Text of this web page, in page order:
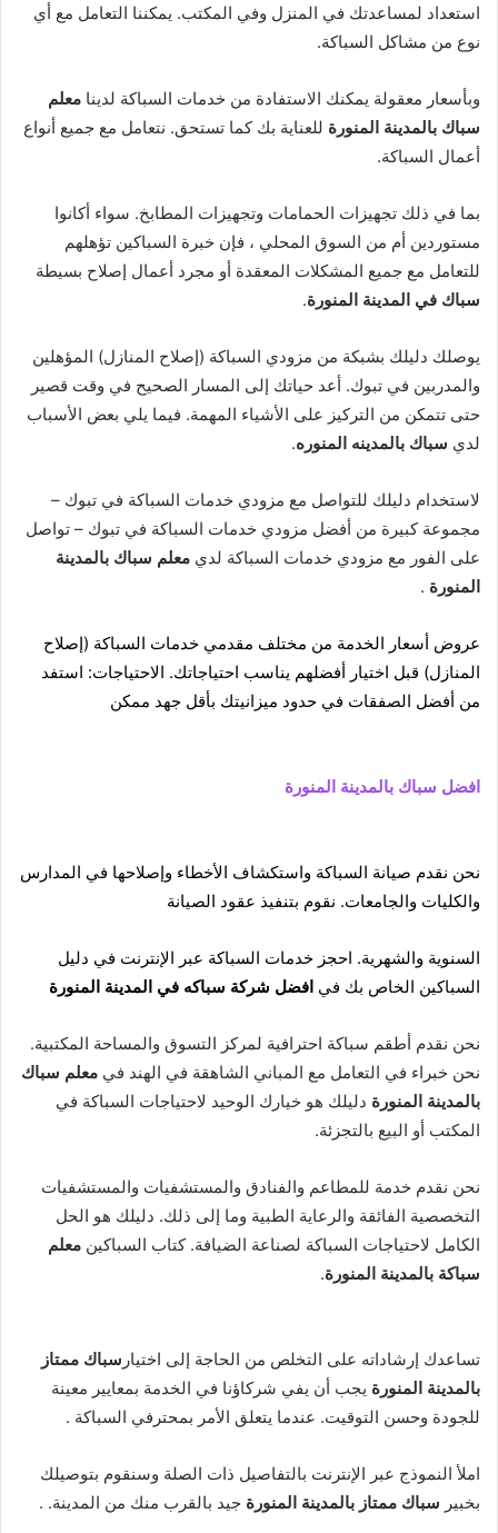
استعداد لمساعدتك في المنزل وفي المكتب. يمكننا التعامل مع أي
نوع من مشاكل السباكة.
وبأسعار معقولة يمكنك الاستفادة من خدمات السباكة لدينا معلم
سباك بالمدينة المنورة للعناية بك كما تستحق. نتعامل مع جميع أنواع
أعمال السباكة.
بما في ذلك تجهيزات الحمامات وتجهيزات المطابخ. سواء أكانوا
مستوردين أم من السوق المحلي ، فإن خبرة السباكين تؤهلهم
للتعامل مع جميع المشكلات المعقدة أو مجرد أعمال إصلاح بسيطة
سباك في المدينة المنورة.
يوصلك دليلك بشبكة من مزودي السباكة (إصلاح المنازل) المؤهلين
والمدربين في تبوك. أعد حياتك إلى المسار الصحيح في وقت قصير
حتى تتمكن من التركيز على الأشياء المهمة. فيما يلي بعض الأسباب
لدي سباك بالمدينه المنوره.
لاستخدام دليلك للتواصل مع مزودي خدمات السباكة في تبوك –
مجموعة كبيرة من أفضل مزودي خدمات السباكة في تبوك – تواصل
على الفور مع مزودي خدمات السباكة لدي معلم سباك بالمدينة
المنورة .
عروض أسعار الخدمة من مختلف مقدمي خدمات السباكة (إصلاح
المنازل) قبل اختيار أفضلهم يناسب احتياجاتك. الاحتياجات: استفد
من أفضل الصفقات في حدود ميزانيتك بأقل جهد ممكن
افضل سباك بالمدينة المنورة
نحن نقدم صيانة السباكة واستكشاف الأخطاء وإصلاحها في المدارس
والكليات والجامعات. نقوم بتنفيذ عقود الصيانة
السنوية والشهرية. احجز خدمات السباكة عبر الإنترنت في دليل
السباكين الخاص بك في افضل شركة سباكه في المدينة المنورة
نحن نقدم أطقم سباكة احترافية لمركز التسوق والمساحة المكتبية.
نحن خبراء في التعامل مع المباني الشاهقة في الهند في معلم سباك
بالمدينة المنورة دليلك هو خيارك الوحيد لاحتياجات السباكة في
المكتب أو البيع بالتجزئة.
نحن نقدم خدمة للمطاعم والفنادق والمستشفيات والمستشفيات
التخصصية الفائقة والرعاية الطبية وما إلى ذلك. دليلك هو الحل
الكامل لاحتياجات السباكة لصناعة الضيافة. كتاب السباكين معلم
سباكة بالمدينة المنورة.
تساعدك إرشاداته على التخلص من الحاجة إلى اختيار سباك ممتاز
بالمدينة المنورة يجب أن يفي شركاؤنا في الخدمة بمعايير معينة
للجودة وحسن التوقيت. عندما يتعلق الأمر بمحترفي السباكة .
املأ النموذج عبر الإنترنت بالتفاصيل ذات الصلة وسنقوم بتوصيلك
بخبير سباك ممتاز بالمدينة المنورة جيد بالقرب منك من المدينة. .